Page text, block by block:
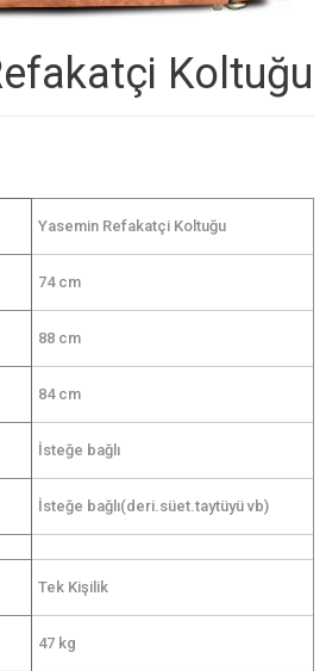
Koltuğu
Yasemin Refakatçi Koltuğu
74 cm
88 cm
84 cm
İsteğe bağlı
İsteğe bağlı(deri.süet.taytüyü vb)
Tek Kişilik
47 kg